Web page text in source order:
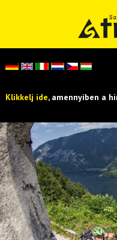
Klikkelj ide, amennyiben a